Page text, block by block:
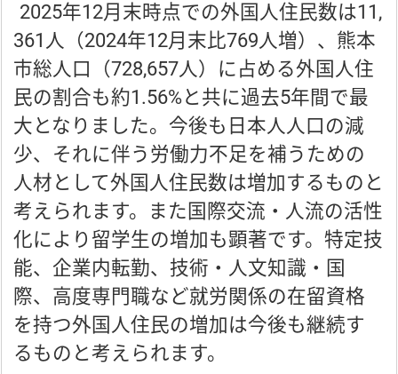
2025年12月末時点での外国人住民数は11,
361人（2024年12月末比769人増）、熊本
市総人口（728,657人）に占める外国人住
民の割合も約1.56%と共に過去5年間で最
大となりました。今後も日本人人口の減
少、それに伴う労働力不足を補うための
人材として外国人住民数は増加するものと
考えられます。また国際交流・人流の活性
化により留学生の増加も顕著です。特定技
能、企業内転勤、技術・人文知識・国
際、高度専門職など就労関係の在留資格
を持つ外国人住民の増加は今後も継続す
るものと考えられます。